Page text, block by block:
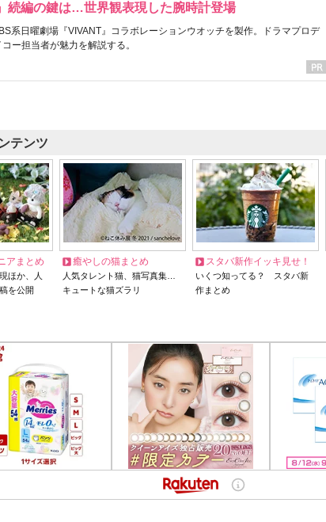
続編の鍵は…世界観表現した腕時計登場
系日曜劇場『VIVANT』コラボレーションウオッチを製作。ドラマプロデ
ー担当者が魅力を解説する。
テンツ
アまとめ
ほか、人
を公開
癒やしの猫まとめ
人気タレント猫、猫写真集…
キュートな猫ズラリ
スタバ新作イッキ見せ！
いくつ知ってる？ スタバ新
作まとめ